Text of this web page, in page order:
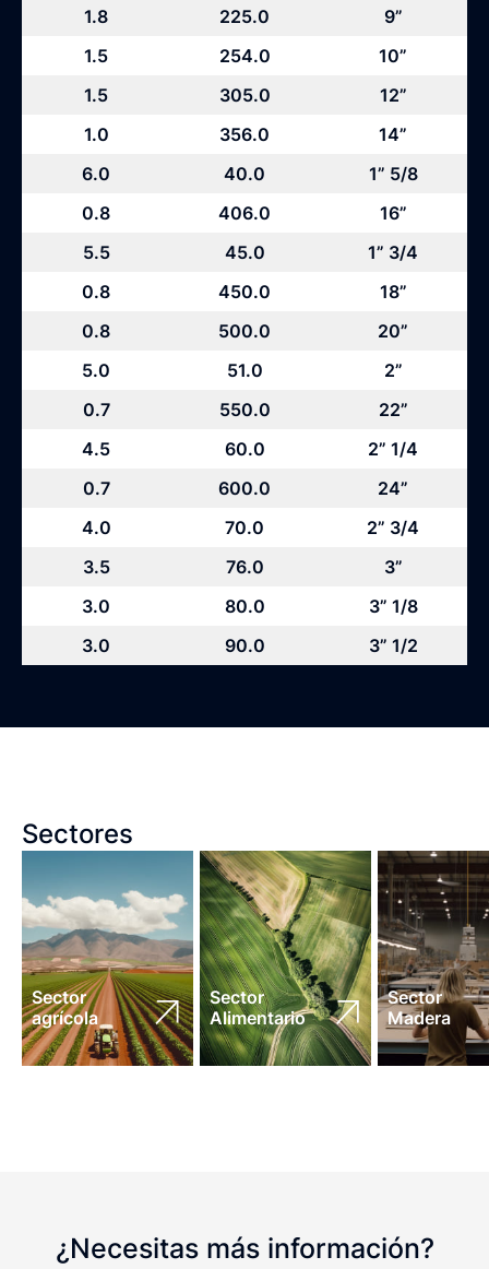
1.8 225.0
9”
1.5
254.0
10”
1.5
305.0
12”
1.0
356.0
14”
6.0
40.0
1” 5/8
0.8
406.0
16”
5.5
45.0
1” 3/4
0.8
450.0
18”
0.8
500.0
20”
5.0
51.0
2”
0.7
550.0
22”
4.5
60.0
2” 1/4
0.7
600.0
24”
4.0
70.0
2” 3/4
3.5
76.0
3”
3.0
80.0
3” 1/8
3.0
90.0 3” 1/2
Sectores
Sector
agrícola
Sector
Alimentario
Sector
Madera
¿Necesitas más información?